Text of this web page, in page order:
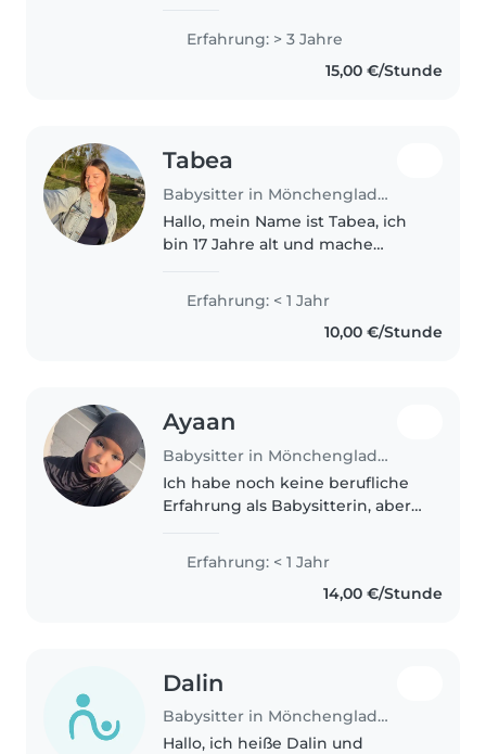
Umgang mit Kindern im
Erfahrung: > 3 Jahre
15,00 €/Stunde
Tabea
Babysitter in Mönchengladbach
Hallo, mein Name ist Tabea, ich
bin 17 Jahre alt und mache
Gesundheit und Soziales. Durch
meine schulische Ausbildung
habe ich bereits viel über den..
Erfahrung: < 1 Jahr
10,00 €/Stunde
Ayaan
Babysitter in Mönchengladbach
Ich habe noch keine berufliche
Erfahrung als Babysitterin, aber
regelmäßige Unterstützung
meiner Mutter bei der
Erfahrung: < 1 Jahr
14,00 €/Stunde
Dalin
Babysitter in Mönchengladbach
Hallo, ich heiße Dalin und